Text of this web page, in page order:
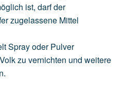
ist, darfder
zugelassene Mittel
Sprayoder Pulver
Volkzu vernichten und weitere